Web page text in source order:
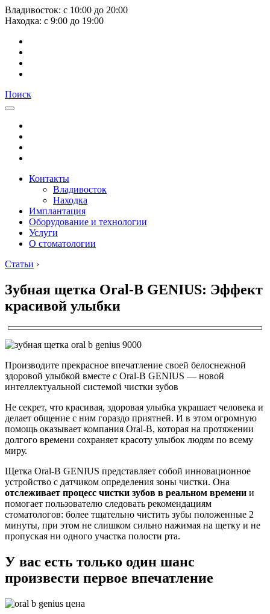
Владивосток: с 10:00 до 20:00
Находка: с 9:00 до 19:00
Поиск
Контакты
Владивосток
Находка
Имплантация
Оборудование и технологии
Услуги
О стоматологии
Статьи ›
Зубная щетка Oral-B GENIUS: Эффект
красивой улыбки
Производите прекрасное впечатление своей белоснежной
здоровой улыбкой вместе с Oral-B GENIUS — новой
интеллектуальной системой чистки зубов
Не секрет, что красивая, здоровая улыбка украшает человека и
делает общение с ним гораздо приятней. И в этом огромную
помощь оказывает компания Oral-B, которая на протяжении
долгого времени сохраняет красоту улыбок людям по всему
миру.
Щетка Oral-B GENIUS представляет собой инновационное
устройство с датчиком определения зоны чистки. Она
отслеживает процесс чистки зубов в реальном времени и
помогает пользователю следовать рекомендациям
стоматологов: более тщательно чистить зубы положенные 2
минуты, при этом не слишком сильно нажимая на щетку и не
пропуская ни одного участка полости рта.
У вас есть только один шанс
произвести первое впечатление